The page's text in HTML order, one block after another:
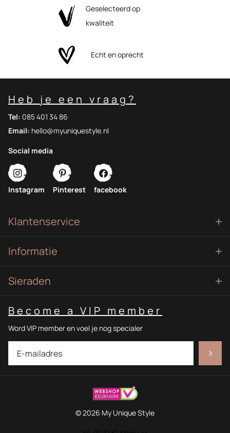
Geselecteerd op
kwaliteit
Echt en oprecht
Klantenservice
Informatie
Sieraden
Become a VIP member
Word VIP member en voel je nog specialer
Heb je een vraag?
Tel: 085 401 34 86
Email: hello@myuniquestyle.nl
Social media
Instagram Pinterest facebook
©2026 My Unique Style